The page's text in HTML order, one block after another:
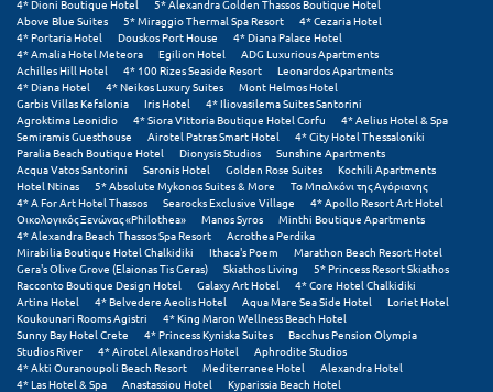
Σπάρτη
Σπέτσες
Σποράδες
Σύβοτα
Σύμη
Σύρος
Σχοινούσα
Τ
Τζουμέρκα
4* Dioni Boutique Hotel
5* Alexandra Golden Thassos Boutique Hotel
Above Blue Suites
5* Miraggio Thermal Spa Resort
4* Cezaria Hotel
4* Portaria Hotel
Douskos Port House
4* Diana Palace Hotel
4* Amalia Hotel Meteora
Egilion Hotel
ADG Luxurious Apartments
Achilles Hill Hotel
4* 100 Rizes Seaside Resort
Leonardos Apartments
4* Diana Hotel
4* Neikos Luxury Suites
Mont Helmos Hotel
Garbis Villas Kefalonia
Iris Hotel
4* Iliovasilema Suites Santorini
Agroktima Leonidio
4* Siora Vittoria Boutique Hotel Corfu
4* Aelius Hotel & Spa
Semiramis Guesthouse
Airotel Patras Smart Hotel
4* City Hotel Thessaloniki
Paralia Beach Boutique Hotel
Dionysis Studios
Sunshine Apartments
Acqua Vatos Santorini
Saronis Hotel Golden Rose Suites
Kochili Apartments
Hotel Ntinas
5* Absolute Mykonos Suites & More
Το Μπαλκόνι της Αγόριανης
4* A For Art Hotel Thassos
Searocks Exclusive Village
4* Apollo Resort Art Hotel
Οικολογικός Ξενώνας «Philothea»
Manos Syros
Minthi Boutique Apartments
4* Alexandra Beach Thassos Spa Resort
Acrothea Perdika
Mirabilia Boutique Hotel Chalkidiki
Ithaca's Poem
Marathon Beach Resort Hotel
Gera's Olive Grove (Elaionas Tis Geras)
Skiathos Living
5* Princess Resort Skiathos
Racconto Boutique Design Hotel
Galaxy Art Hotel
4* Core Hotel Chalkidiki
Artina Hotel
4* Belvedere Aeolis Hotel Aqua Mare Sea Side Hotel
Loriet Hotel
Koukounari Rooms Agistri
4* King Maron Wellness Beach Hotel
Sunny Bay Hotel Crete
4* Princess Kyniska Suites
Bacchus Pension Olympia
Studios River
4* Airotel Alexandros Hotel
Aphrodite Studios
4* Akti Ouranoupoli Beach Resort
Mediterranee Hotel
Alexandra Hotel
4* Las Hotel & Spa
Anastassiou Hotel
Kyparissia Beach Hotel